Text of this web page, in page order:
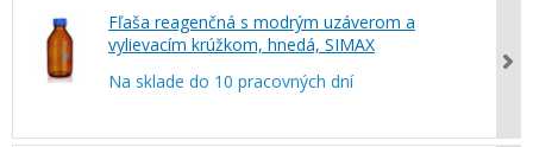
Fľaša reagenčná s modrým uzáverom a
vylievacím krúžkom, hnedá, SIMAX
Na sklade do 10 pracovných dní